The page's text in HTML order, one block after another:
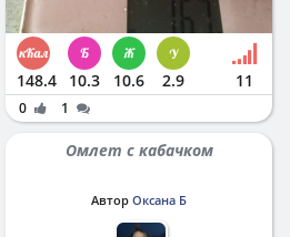
148.4 10.3 10.6 2.9 11
0 1
Омлет с кабачком
Автор Оксана Б